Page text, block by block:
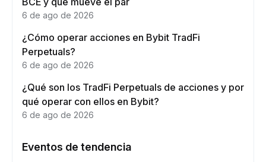
6 de ago de 2026
¿Cómo operar acciones en Bybit TradFi
Perpetuals?
6 de ago de 2026
¿Qué son los TradFi Perpetuals de acciones y por
qué operar con ellos en Bybit?
6 de ago de 2026
Eventos de tendencia